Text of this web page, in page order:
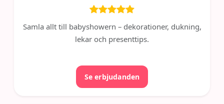
Samla allt till babyshowern – dekorationer, dukning,
lekar och presenttips.
Se erbjudanden